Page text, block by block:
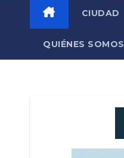
CIUDAD
QUIÉNES SOMOS